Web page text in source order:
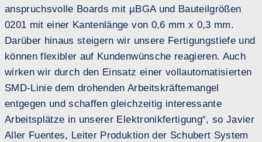
anspruchsvolle Boards mit µBGA und Bauteilgrößen
0201 mit einer Kantenlänge von 0,6 mm x 0,3 mm.
Darüber hinaus steigern wir unsere Fertigungstiefe und
können flexibler auf Kundenwünsche reagieren. Auch
wirken wir durch den Einsatz einer vollautomatisierten
SMD-Linie dem drohenden Arbeitskräftemangel
entgegen und schaffen gleichzeitig interessante
Arbeitsplätze in unserer Elektronikfertigung“, so Javier
Aller Fuentes, Leiter Produktion der Schubert System